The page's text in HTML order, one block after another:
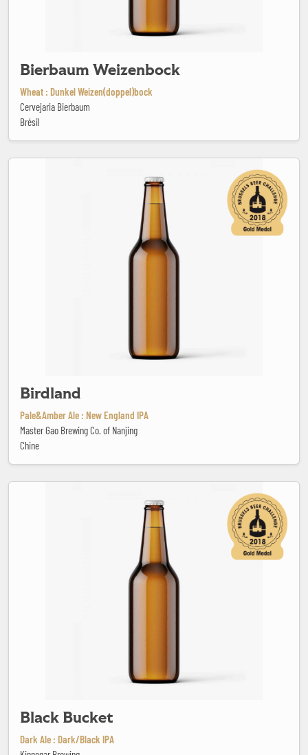
Bierbaum Weizenbock
Wheat : Dunkel Weizen(doppel)bock
Cervejaria Bierbaum
Brésil
Birdland
Pale&Amber Ale : New England IPA
Master Gao Brewing Co. of Nanjing
Chine
Black Bucket
Dark Ale : Dark/Black IPA